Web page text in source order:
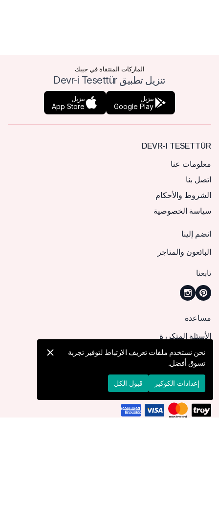
الماركات المنتقاة في جيبك
تنزيل تطبيق Devr-i Tesettür
تنزيل
Google Play
تنزيل
App Store
DEVR-I TESETTÜR
معلومات عنا
اتصل بنا
الشروط والأحكام
سياسة الخصوصية
انضم إلينا
البائعون والمتاجر
تابعنا
مساعدة
الأسئلة المتكررة
كيف يمكنني تقديم طلب؟
الشحن والتوصيل
الإرجاع والإلغاء
نحن نستخدم ملفات تعريف الارتباط لتوفير تجربة
تسوق أفضل.
إعدادات الكوكيز قبول الكل